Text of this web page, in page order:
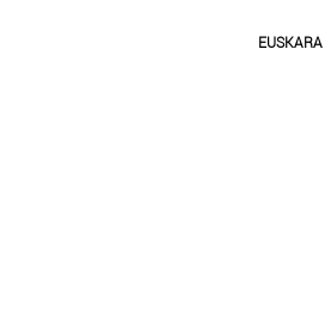
EUSKARA